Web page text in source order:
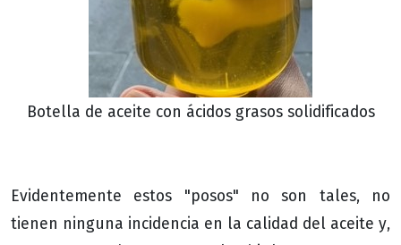
Botella de aceite con ácidos grasos solidificados
Evidentemente estos "posos" no son tales, no
tienen ninguna incidencia en la calidad del aceite y,